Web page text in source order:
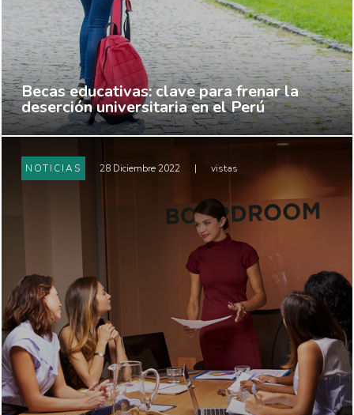
Becas educativas: clave para frenar la
deserción universitaria en el Perú
NOTICIAS 28 Diciembre 2022 | vistas